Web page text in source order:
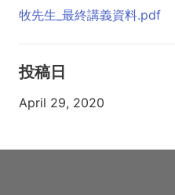
牧先生_最終講義資料.pdf
投稿日
April 29, 2020